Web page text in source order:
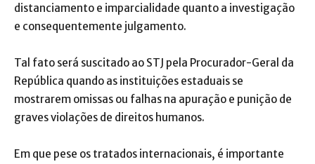
distanciamento e imparcialidade quanto a investigação
e consequentemente julgamento.
Tal fato será suscitado ao STJ pela Procurador-Geral da
República quando as instituições estaduais se
mostrarem omissas ou falhas na apuração e punição de
graves violações de direitos humanos.
Em que pese os tratados internacionais, é importante